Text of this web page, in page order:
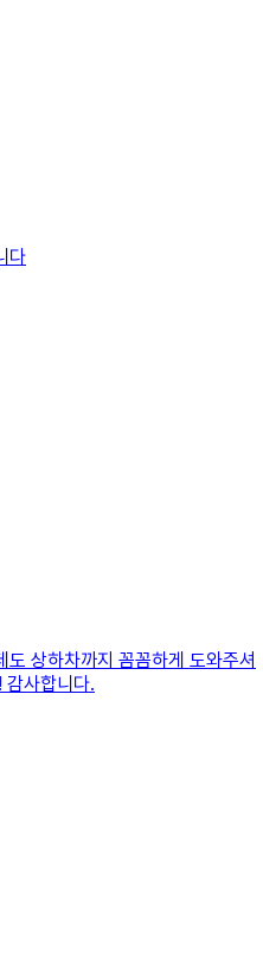
다
상하차까지 꼼꼼하게 도와주셔
감사합니다.